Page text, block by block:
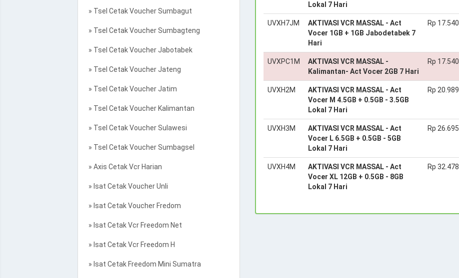
» Tsel Cetak Voucher Sumbagut
» Tsel Cetak Voucher Sumbagteng
» Tsel Cetak Voucher Jabotabek
» Tsel Cetak Voucher Jateng
» Tsel Cetak Voucher Jatim
» Tsel Cetak Voucher Kalimantan
» Tsel Cetak Voucher Sulawesi
» Tsel Cetak Voucher Sumbagsel
» Axis Cetak Vcr Harian
» Isat Cetak Voucher Unli
» Isat Cetak Voucher Fredom
» Isat Cetak Vcr Freedom Net
» Isat Cetak Vcr Freedom H
» Isat Cetak Freedom Mini Sumatra
Lokal 7 Hari
UVXH7JM
AKTIVASI VCR MASSAL - Act
Vocer 1GB + 1GB Jabodetabek 7
Hari
Rp 17.540
UVXPC1M
AKTIVASI VCR MASSAL -
Kalimantan- Act Vocer 2GB 7 Hari
Rp 17.540
UVXH2M
AKTIVASI VCR MASSAL - Act
Vocer M 4.5GB + 0.5GB - 3.5GB
Lokal 7 Hari
Rp 20.989
UVXH3M
AKTIVASI VCR MASSAL - Act
Vocer L 6.5GB + 0.5GB - 5GB
Lokal 7 Hari
Rp 26.695
UVXH4M
AKTIVASI VCR MASSAL - Act
Vocer XL 12GB + 0.5GB - 8GB
Lokal 7 Hari
Rp 32.478